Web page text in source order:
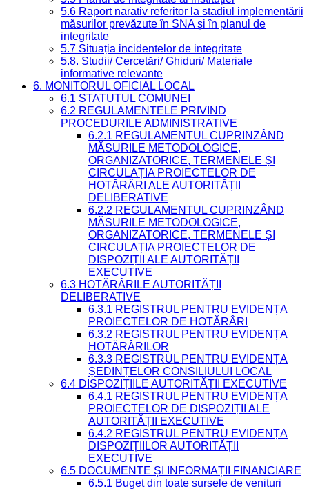
5.6 Raport narativ referitor la stadiul implementării
măsurilor prevăzute în SNA și în planul de
integritate
5.7 Situația incidentelor de integritate
5.8. Studii/ Cercetări/ Ghiduri/ Materiale
informative relevante
6. MONITORUL OFICIAL LOCAL
6.1 STATUTUL COMUNEI
6.2 REGULAMENTELE PRIVIND
PROCEDURILE ADMINISTRATIVE
6.2.1 REGULAMENTUL CUPRINZÂND
MĂSURILE METODOLOGICE,
ORGANIZATORICE, TERMENELE ȘI
CIRCULAȚIA PROIECTELOR DE
HOTĂRÂRI ALE AUTORITĂȚII
DELIBERATIVE
6.2.2 REGULAMENTUL CUPRINZÂND
MĂSURILE METODOLOGICE,
ORGANIZATORICE, TERMENELE ȘI
CIRCULAȚIA PROIECTELOR DE
DISPOZIȚII ALE AUTORITĂȚII
EXECUTIVE
6.3 HOTĂRÂRILE AUTORITĂȚII
DELIBERATIVE
6.3.1 REGISTRUL PENTRU EVIDENȚA
PROIECTELOR DE HOTĂRÂRI
6.3.2 REGISTRUL PENTRU EVIDENȚA
HOTĂRÂRILOR
6.3.3 REGISTRUL PENTRU EVIDENȚA
ȘEDINȚELOR CONSILIULUI LOCAL
6.4 DISPOZIȚIILE AUTORITĂȚII EXECUTIVE
6.4.1 REGISTRUL PENTRU EVIDENȚA
PROIECTELOR DE DISPOZIȚII ALE
AUTORITĂȚII EXECUTIVE
6.4.2 REGISTRUL PENTRU EVIDENȚA
DISPOZIȚIILOR AUTORITĂȚII
EXECUTIVE
6.5 DOCUMENTE ȘI INFORMAȚII FINANCIARE
6.5.1 Buget din toate sursele de venituri